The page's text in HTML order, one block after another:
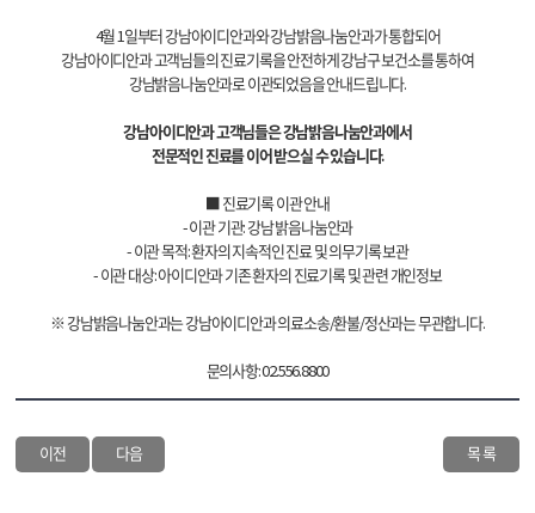
4월 1일부터 강남아이디안과와 강남밝음나눔안과가 통합되어
강남아이디안과 고객님들의 진료기록을 안전하게 강남구 보건소를 통하여
강남밝음나눔안과로 이관되었음을 안내드립니다.
강남아이디안과 고객님들은 강남밝음나눔안과에서
전문적인 진료를 이어 받으실 수 있습니다.
■ 진료기록 이관 안내
- 이관 기관: 강남 밝음나눔안과
- 이관 목적: 환자의 지속적인 진료 및 의무기록 보관
- 이관 대상: 아이디안과 기존 환자의 진료기록 및 관련 개인정보
※ 강남밝음나눔안과는 강남아이디안과 의료소송/환불/정산과는 무관합니다.
문의사항: 02.556.8800
이전 다음 목 록